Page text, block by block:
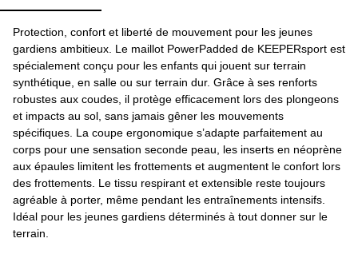
Protection, confort et liberté de mouvement pour les jeunes
gardiens ambitieux. Le maillot PowerPadded de KEEPERsport est
spécialement conçu pour les enfants qui jouent sur terrain
synthétique, en salle ou sur terrain dur. Grâce à ses renforts
robustes aux coudes, il protège efficacement lors des plongeons
et impacts au sol, sans jamais gêner les mouvements
spécifiques. La coupe ergonomique s’adapte parfaitement au
corps pour une sensation seconde peau, les inserts en néoprène
aux épaules limitent les frottements et augmentent le confort lors
des frottements. Le tissu respirant et extensible reste toujours
agréable à porter, même pendant les entraînements intensifs.
Idéal pour les jeunes gardiens déterminés à tout donner sur le
terrain.